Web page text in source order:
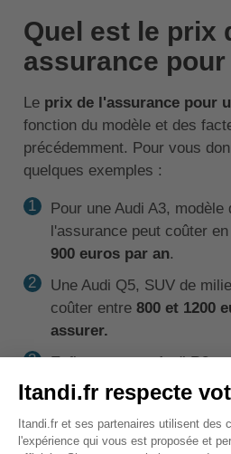
Quel est le prix
assurance
Le prix de l'assurance pour
fonction du modèle et des
précédemment. Pour vous
quelques exemples :
Pour une Audi A3, modèle
l'assurance peut coûter
900 euros par an.
Une Audi Q5, SUV de
coûter entre800 et 1200
assurer.
Enfin, pour une Audi R8,
gamme, l'assurance peut
2000 euros par an.
Ces prix sont bien sûr